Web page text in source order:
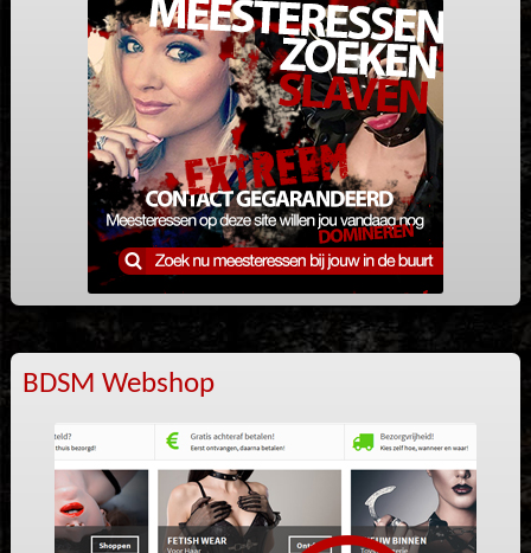
BDSM Webshop